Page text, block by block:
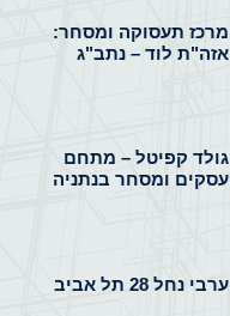
מרכז תעסוקה ומסחר:
אזה"ת לוד – נתב"ג
גולד קפיטל – מתחם
עסקים ומסחר בנתניה
ערבי נחל 28 תל אביב